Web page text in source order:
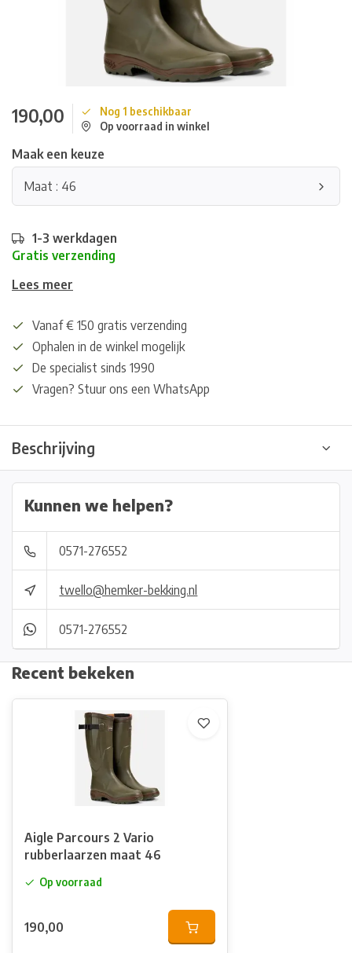
190,00
Nog 1 beschikbaar
Op voorraad in winkel
Maak een keuze
Maat : 46
1-3 werkdagen
Gratis verzending
Lees meer
Vanaf € 150 gratis verzending
Ophalen in de winkel mogelijk
De specialist sinds 1990
Vragen? Stuur ons een WhatsApp
Beschrijving
Kunnen we helpen?
0571-276552
twello@hemker-bekking.nl
0571-276552
Recent bekeken
Aigle Parcours 2 Vario
rubberlaarzen maat 46
Op voorraad
190,00